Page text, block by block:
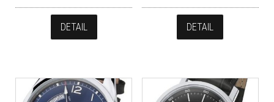
DETAIL DETAIL